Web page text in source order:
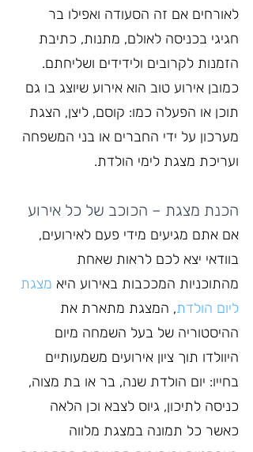
לאורחים אם זה הסעודה ואפילו בר
חגיגי בכניסה לאולם, מתנות, כתיבת
הזמנות לקרובים ולידידים ושליחתם.
כמובן אירוע טוב הוא אירוע שיוצג בו גם
תוכן או הפעלה כמו: קוסם, ליצן, הצגת
מערכון על ידי החברים או בני המשפחה
ועריכת מצגת לימי הולדת.
הכנת מצגת – הכוכב של כל אירוע
אם אתם מגיעים מידי פעם לאירועים,
בוודאי יצא לכם לראות שאחת
מהתוכניות המככבות באירוע היא מצגת
ליום הולדת, המצגת מתארת את
ההיסטוריה של בעל השמחה מיום
היוולדו תוך ציון אירועים משמעותיים
בחייו: יום הולדת שנה, בר או בת מצוה,
כניסה לתיכון, גיוס לצבא וכן הלאה
כאשר כל תמונה במצגת מלווה